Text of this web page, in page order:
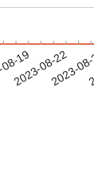
19
2023-08-22
2023-